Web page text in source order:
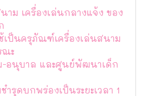
าม เครื่องเล่นกลางแจ้ง ของ
เป็นครุภัณฑ์เครื่องเล่นสนาม
ณะ
-อนุบาล และศูนย์พัฒนาเด็ก
ำรุดบกพร่องเป็นระยะเวลา 1